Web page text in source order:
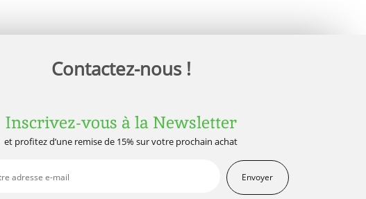
Contactez-nous !
Inscrivez-vous à la Newsletter
et profitez d’une remise de 15% sur votre prochain achat
Envoyer